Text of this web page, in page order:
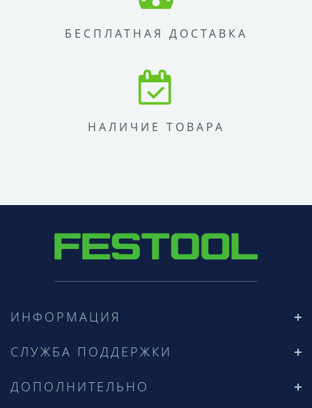
БЕСПЛАТНАЯ ДОСТАВКА
НАЛИЧИЕ ТОВАРА
ИНФОРМАЦИЯ
СЛУЖБА ПОДДЕРЖКИ
ДОПОЛНИТЕЛЬНО